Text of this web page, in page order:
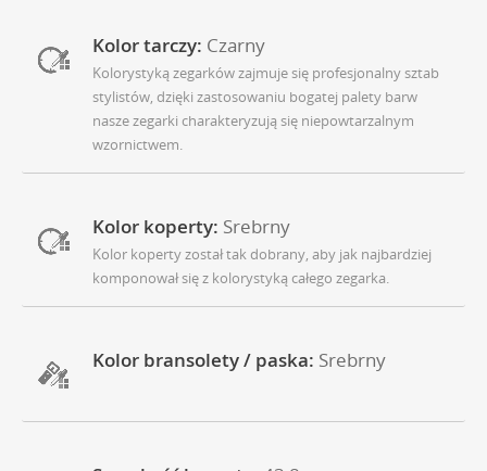
Kolor tarczy: Czarny
Kolorystyką zegarków zajmuje się profesjonalny sztab
stylistów, dzięki zastosowaniu bogatej palety barw
nasze zegarki charakteryzują się niepowtarzalnym
wzornictwem.
Kolor koperty: Srebrny
Kolor koperty został tak dobrany, aby jak najbardziej
komponował się z kolorystyką całego zegarka.
Kolor bransolety / paska: Srebrny